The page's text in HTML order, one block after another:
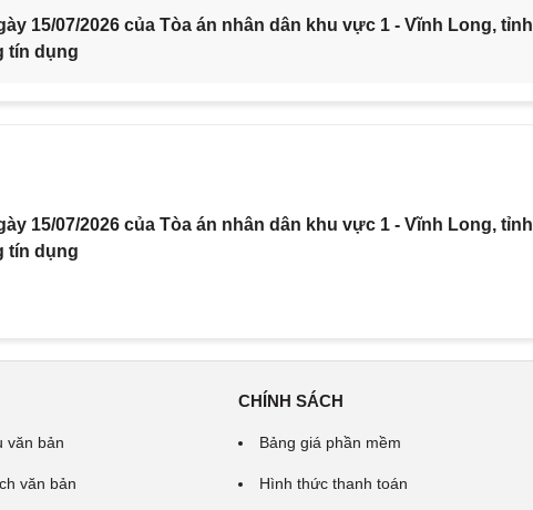
15/07/2026 của Tòa án nhân dân khu vực 1 - Vĩnh Long, tỉnh
tín dụng
15/07/2026 của Tòa án nhân dân khu vực 1 - Vĩnh Long, tỉnh
tín dụng
văn bản
văn bản
CHÍNH SÁCH
Bảng giá phần mềm
Hình thức thanh toán